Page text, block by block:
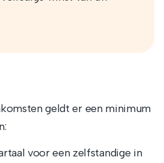
geldt er een minimum
voor een zelfstandige in